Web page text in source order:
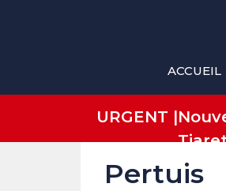
ACCUEIL
URGENT |
Pertuis